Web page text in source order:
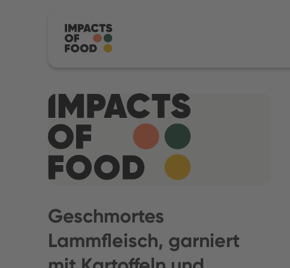
Geschmortes
Lammfleisch, garniert